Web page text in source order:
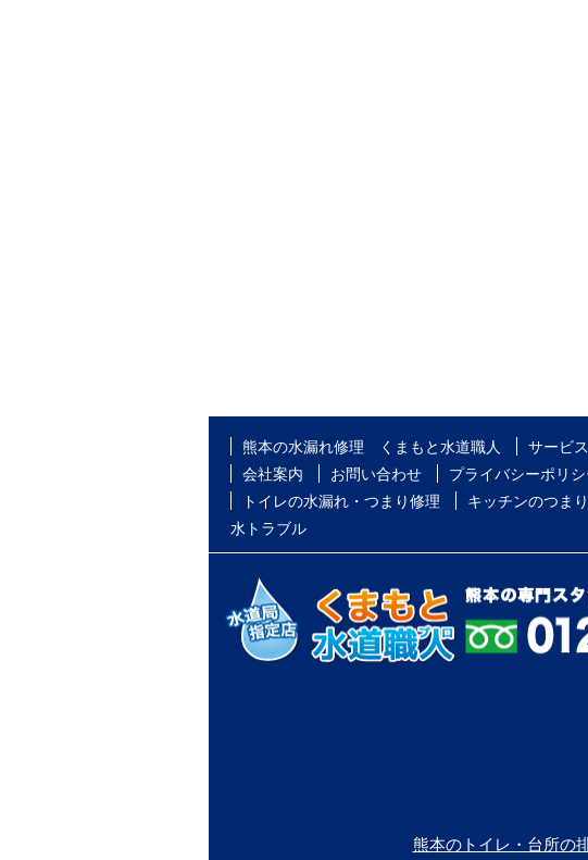
熊本の水漏れ修理 くまもと水道職人 サービ
会社案内
お問い合わせ プライバシーポリシ
トイレの水漏れ・つまり修理
キッチンのつま
水トラブル
熊本のトイレ・台所の